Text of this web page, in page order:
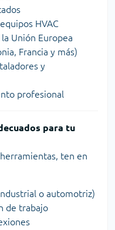
HVAC
Unión Europea
Francia y más)
y
profesional
para tu
ten en
o automotriz)
de trabajo